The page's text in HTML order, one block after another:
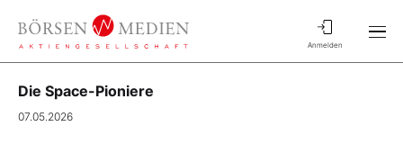
Anmelden
Die Space-Pioniere
07.05.2026